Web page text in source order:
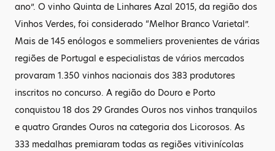
ano”. O vinho Quinta de Linhares Azal 2015, da região dos
Vinhos Verdes, foi considerado “Melhor Branco Varietal”.
Mais de 145 enólogos e sommeliers provenientes de várias
regiões de Portugal e especialistas de vários mercados
provaram 1.350 vinhos nacionais dos 383 produtores
inscritos no concurso. A região do Douro e Porto
conquistou 18 dos 29 Grandes Ouros nos vinhos tranquilos
e quatro Grandes Ouros na categoria dos Licorosos. As
333 medalhas premiaram todas as regiões vitivinícolas